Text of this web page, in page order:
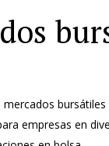
bursátiles
empresas en